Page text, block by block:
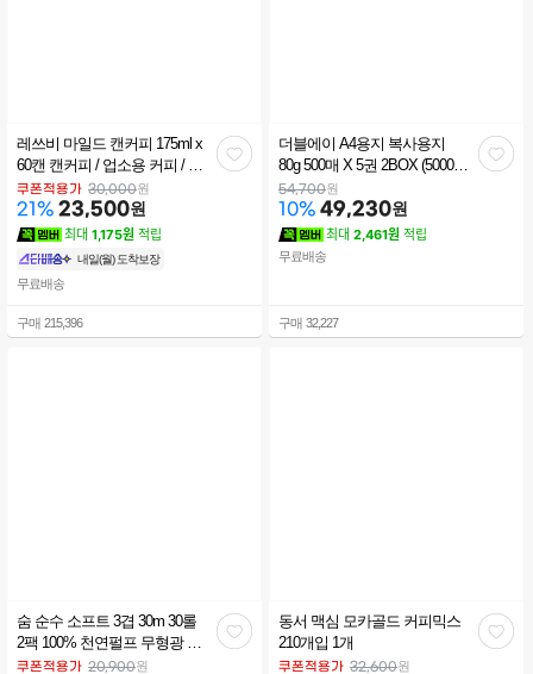
레쓰비 마일드 캔커피 175ml x
60캔 캔커피 / 업소용 커피 / 커
피 / 라떼
쿠폰적용가 30,000원
21% 23,500원
최대 1,175원 적립
내일(월) 도착보장
무료배송
구매 215,396
관
더블에이 A4용지 복사용지
80g 500매 X 5권 2BOX (5000
매) (사업자 전용)
54,700원
10% 49,230원
최대 2,461원 적립
무료배송
구매 32,227
관
숨 순수 소프트 3겹 30m 30롤
2팩 100% 천연펄프 무형광 화
장지 대용량 구성 가정용 업소
쿠폰적용가 20,900원
관
동서 맥심 모카골드 커피믹스
210개입 1개
쿠폰적용가 32,600원
관